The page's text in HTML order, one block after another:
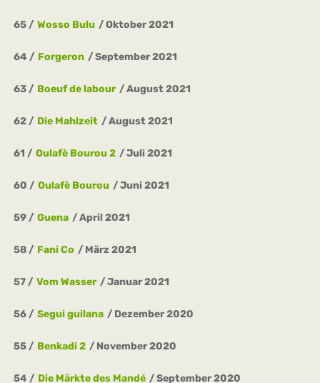
65 Wosso Bulu Oktober 2021
64 Forgeron September 2021
63 Boeuf de labour August 2021
62 Die Mahlzeit August 2021
61 Oulafè Bourou 2 Juli 2021
60 Oulafè Bourou Juni 2021
59 Guena April 2021
58 Fani Co März 2021
57 Vom Wasser Januar 2021
56 Segui guilana Dezember 2020
55 Benkadi 2 November 2020
54 Die Märkte des Mandé September 2020